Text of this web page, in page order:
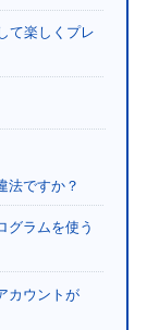
て楽しくプレ
法ですか？
グラムを使う
カウントが